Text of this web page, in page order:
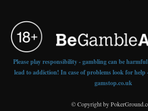
Please play responsibility - gambling can be
lead to addiction! In case of problems look for help
gamstop.co.uk
© Copyright by